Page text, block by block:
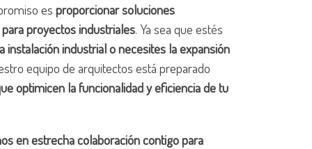
es proporcionar soluciones
proyectos industriales. Ya sea que estés
industrial o necesites la expansión
equipo de arquitectos está preparado
optimicen la funcionalidad y eficiencia de tu
en estrecha colaboración contigo para